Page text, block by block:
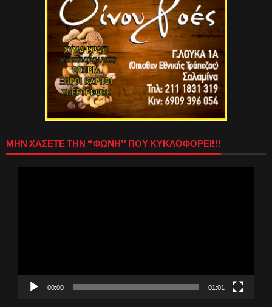
ΜΗΝ ΧΑΣΕΤΕ ΤΗΝ “ΦΩΝΗ” ΠΟΥ ΚΥΚΛΟΦΟΡΕΙ!!!
00:00 01:01